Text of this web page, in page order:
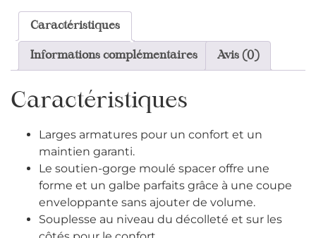
Caractéristiques
Informations complémentaires Avis (0)
Caractéristiques
Larges armatures pour un confort et un
maintien garanti.
Le soutien-gorge moulé spacer offre une
forme et un galbe parfaits grâce à une coupe
enveloppante sans ajouter de volume.
Souplesse au niveau du décolleté et sur les